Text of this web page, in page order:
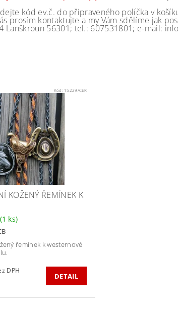
kód ev.č. do připraveného políčka v
prosím kontaktujte a my Vám sdělíme jak
Lanškroun 56301; tel.: 607531801; e-mail:
Kód: 15229/CER
KOŽENÝ ŘEMÍNEK K
(1 ks)
řemínek k westernové
Kč bez DPH
DETAIL